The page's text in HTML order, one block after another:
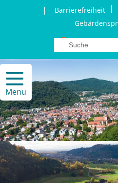
| Barrierefreiheit |
Menu